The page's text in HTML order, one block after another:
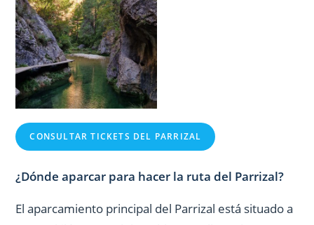
CONSULTAR TICKETS DEL PARRIZAL
¿Dónde aparcar para hacer la ruta del Parrizal?
El aparcamiento principal del Parrizal está situado a